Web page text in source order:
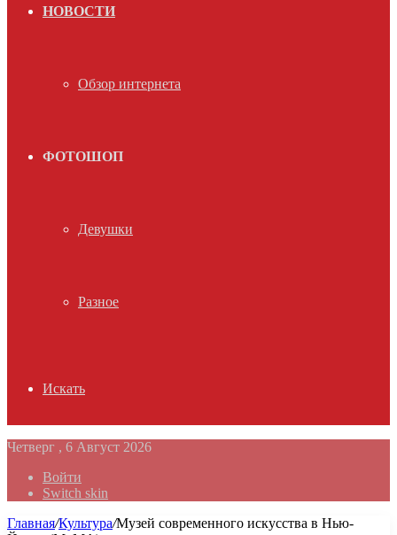
НОВОСТИ
Обзор интернета
ФОТОШОП
Девушки
Разное
Искать
Четверг , 6 Август 2026
Войти
Switch skin
Главная/Культура/Музей современного искусства в Нью-